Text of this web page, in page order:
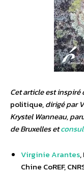
Cet article est inspiré
politique,dirigé par
Krystel Wanneau,
de Bruxelles et
Virginie Arantes,
Chine CoREF,